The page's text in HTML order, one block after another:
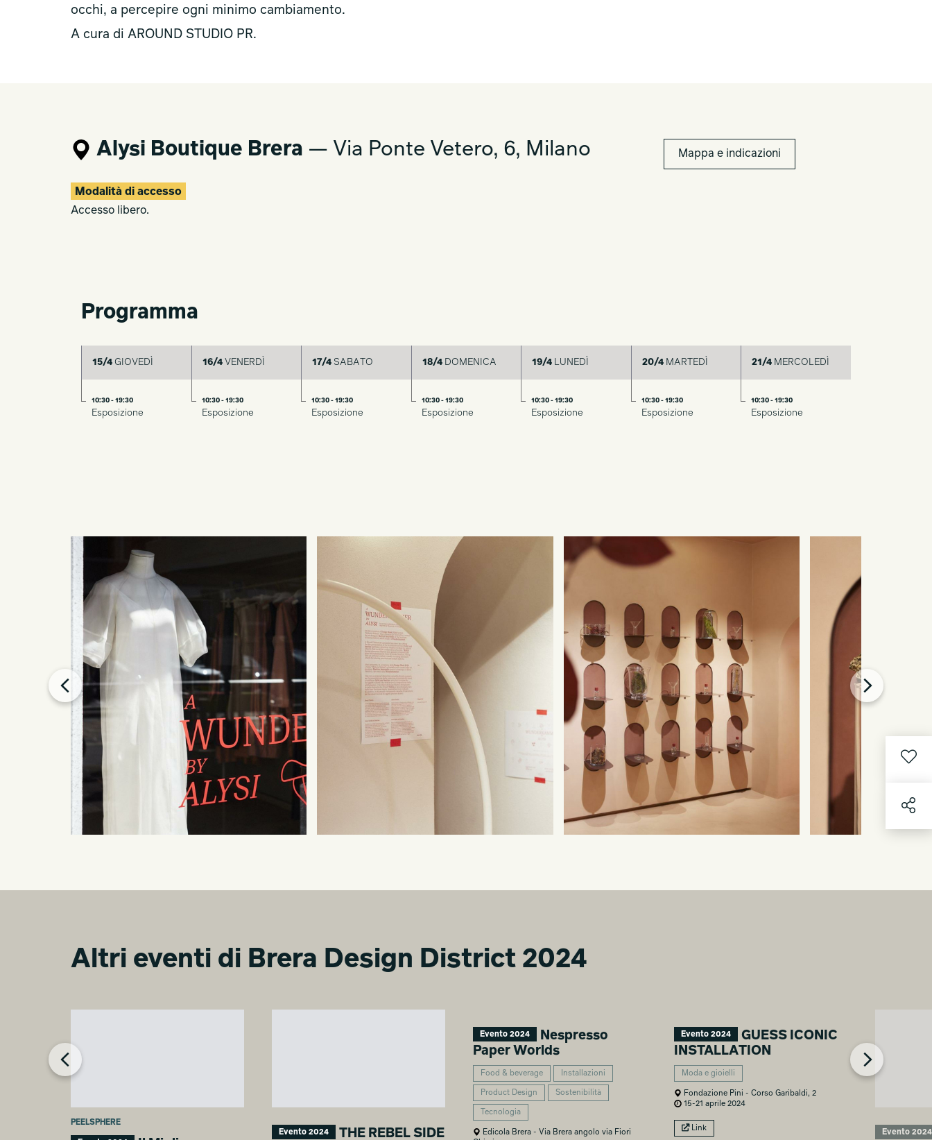
occhi, a percepire ogni minimo cambiamento.
A cura di AROUND STUDIO PR.
Alysi Boutique Brera — Via Ponte Vetero, 6, Milano
Modalità di accesso
Accesso libero.
Mappa e indicazioni
Programma
15/4 GIOVEDÌ
10:30 - 19:30
Esposizione
16/4VENERDÌ
10:30 - 19:30
Esposizione
17/4 SABATO
10:30 - 19:30
Esposizione
18/4DOMENICA
10:30 - 19:30
Esposizione
19/4 LUNEDÌ
10:30 - 19:30
Esposizione
20/4MARTEDÌ
10:30 - 19:30
Esposizione
21/4 MERCOLEDÌ
10:30 - 19:30
Esposizione
Altri eventi di Brera Design District 2024
PEELSPHERE
Evento 2024
THE REBEL SIDE
Evento 2024
Nespresso
Paper Worlds
Food & beverage Installazioni
Product Design Sostenibilità
Tecnologia
Edicola Brera - Via Brera angolo via Fiori
Evento 2024
GUESS ICONIC
INSTALLATION
Moda e gioielli
Fondazione Pini - Corso Garibaldi, 2
15-21 aprile 2024
Link
Evento 2024